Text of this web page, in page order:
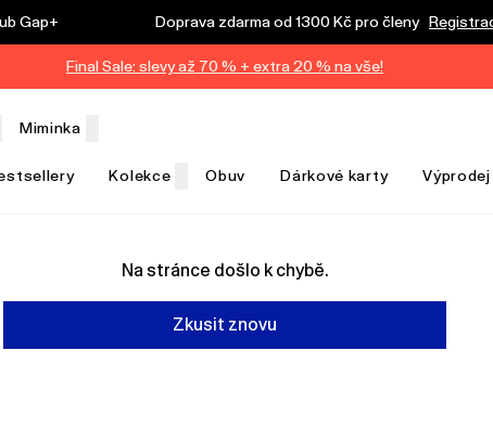
Gap+ Doprava zdarma od 1300 Kč pro členy
Final Sale: slevy až 70 % + extra 20 % na vše!
Miminka
Kolekce Obuv Dárkové karty Výprodej
Na stránce došlo k chybě.
Zkusit znovu